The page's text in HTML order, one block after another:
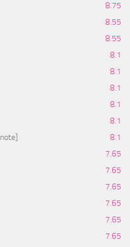
8.75
8.55
8.55
8.1
8.1
8.1
8.1
8.1
8.1
7.65
7.65
7.65
7.65
7.65
7.65